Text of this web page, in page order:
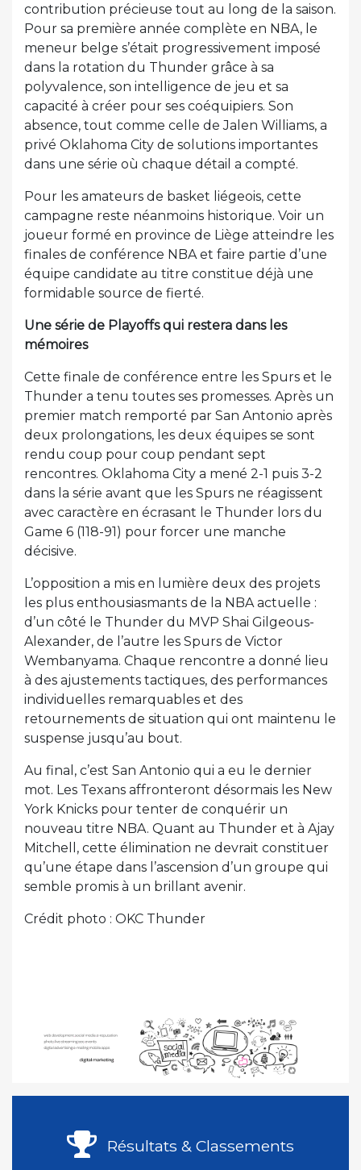
contribution précieuse tout au long de la saison.
Pour sa première année complète en NBA, le
meneur belge s’était progressivement imposé
dans la rotation du Thunder grâce à sa
polyvalence, son intelligence de jeu et sa
capacité à créer pour ses coéquipiers. Son
absence, tout comme celle de Jalen Williams, a
privé Oklahoma City de solutions importantes
dans une série où chaque détail a compté.
Pour les amateurs de basket liégeois, cette
campagne reste néanmoins historique. Voir un
joueur formé en province de Liège atteindre les
finales de conférence NBA et faire partie d’une
équipe candidate au titre constitue déjà une
formidable source de fierté.
Une série de Playoffs qui restera dans les
mémoires
Cette finale de conférence entre les Spurs et le
Thunder a tenu toutes ses promesses. Après un
premier match remporté par San Antonio après
deux prolongations, les deux équipes se sont
rendu coup pour coup pendant sept
rencontres. Oklahoma City a mené 2-1 puis 3-2
dans la série avant que les Spurs ne réagissent
avec caractère en écrasant le Thunder lors du
Game 6 (118-91) pour forcer une manche
décisive.
L’opposition a mis en lumière deux des projets
les plus enthousiasmants de la NBA actuelle :
d’un côté le Thunder du MVP Shai Gilgeous-
Alexander, de l’autre les Spurs de Victor
Wembanyama. Chaque rencontre a donné lieu
à des ajustements tactiques, des performances
individuelles remarquables et des
retournements de situation qui ont maintenu le
suspense jusqu’au bout.
Au final, c’est San Antonio qui a eu le dernier
mot. Les Texans affronteront désormais les New
York Knicks pour tenter de conquérir un
nouveau titre NBA. Quant au Thunder et à Ajay
Mitchell, cette élimination ne devrait constituer
qu’une étape dans l’ascension d’un groupe qui
semble promis à un brillant avenir.
Crédit photo : OKC Thunder
Résultats & Classements